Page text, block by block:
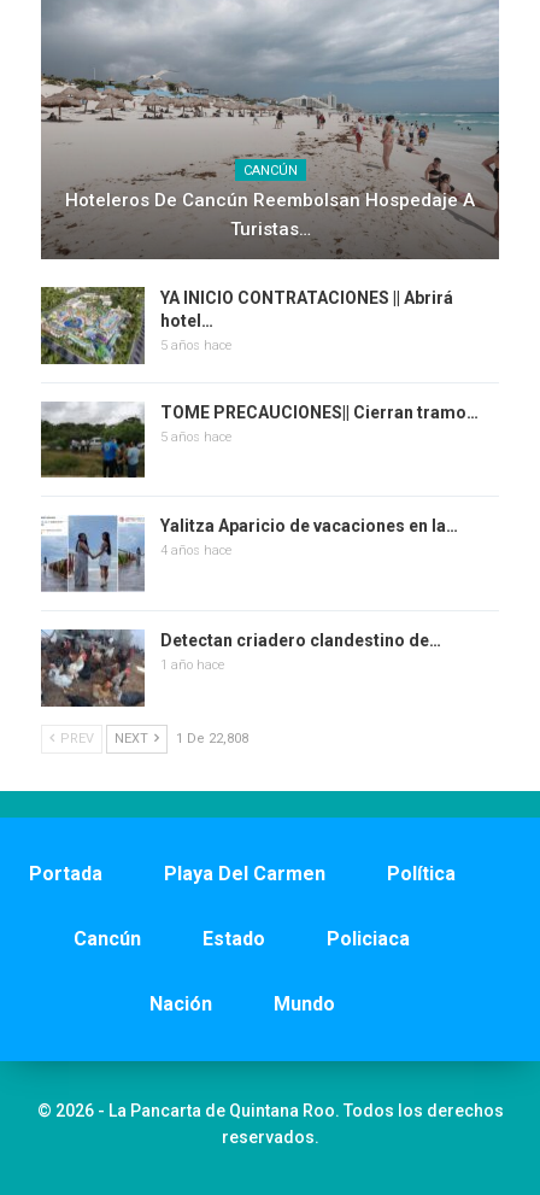
CANCÚN
Hoteleros De Cancún Reembolsan Hospedaje A
Turistas…
YA INICIO CONTRATACIONES || Abrirá
hotel…
5 años hace
TOME PRECAUCIONES|| Cierran tramo…
5 años hace
Yalitza Aparicio de vacaciones en la…
4 años hace
Detectan criadero clandestino de…
1 año hace
PREV NEXT 1 De 22,808
Portada Playa Del Carmen Política
Cancún Estado Policiaca
Nación Mundo
© 2026 - La Pancarta de Quintana Roo. Todos los derechos
reservados.